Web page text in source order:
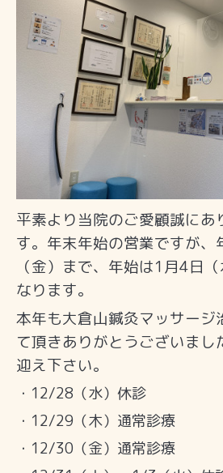
平素より当院のご愛顧誠にあ
す。年末年始の営業ですが
（金）まで、年始は1月4日
なります。
本年も大倉山鍼灸マッサージ
て頂きありがとうございまし
迎え下さい。
・12/28（水）休診
・12/29（木）通常診療
・12/30（金）通常診療